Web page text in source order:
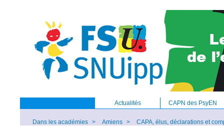
Actualités CAPN des PsyEN
Dans les académies > Amiens > CAPA, élus, déclarations et